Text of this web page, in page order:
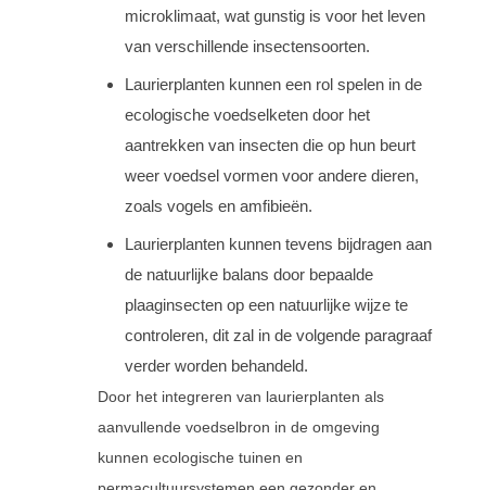
microklimaat, wat gunstig is voor het leven
van verschillende insectensoorten.
Laurierplanten kunnen een rol spelen in de
ecologische voedselketen door het
aantrekken van insecten die op hun beurt
weer voedsel vormen voor andere dieren,
zoals vogels en amfibieën.
Laurierplanten kunnen tevens bijdragen aan
de natuurlijke balans door bepaalde
plaaginsecten op een natuurlijke wijze te
controleren, dit zal in de volgende paragraaf
verder worden behandeld.
Door het integreren van laurierplanten als
aanvullende voedselbron in de omgeving
kunnen ecologische tuinen en